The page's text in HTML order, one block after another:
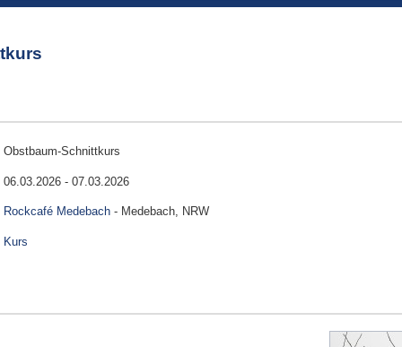
Obstbaum-Schnittkurs
06.03.2026 - 07.03.2026
Rockcafé Medebach - Medebach, NRW
Kurs